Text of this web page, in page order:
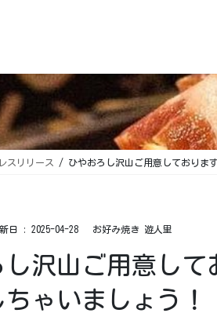
スリリース ひやおろし沢山ご用意しておりま
日 : 2025-04-28 お好み焼き 遊人里
し沢山ご用意し
ゃいましょう！